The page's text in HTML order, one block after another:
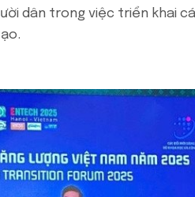
dân trong việc triển khai